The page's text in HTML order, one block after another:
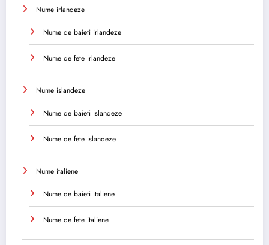
Nume irlandeze
Nume de baieti irlandeze
Nume de fete irlandeze
Nume islandeze
Nume de baieti islandeze
Nume de fete islandeze
Nume italiene
Nume de baieti italiene
Nume de fete italiene